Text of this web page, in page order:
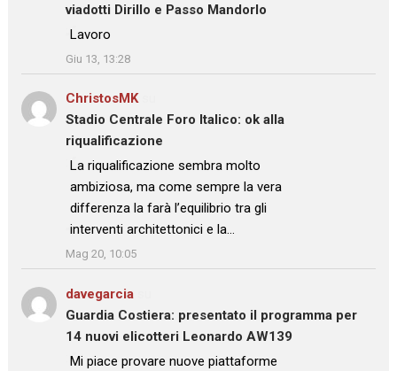
viadotti Dirillo e Passo Mandorlo
: “Lavoro
”
Giu 13, 13:28
ChristosMKsu
Stadio Centrale Foro Italico: ok alla
riqualificazione
: “La riqualificazione sembra molto
ambiziosa, ma come sempre la vera
differenza la farà l’equilibrio tra gli
interventi architettonici e la…
”
Mag 20, 10:05
davegarcia
Guardia Costiera: presentato il programma per
14 nuovi elicotteri Leonardo AW139
: “
Mi piace provare nuove piattaforme